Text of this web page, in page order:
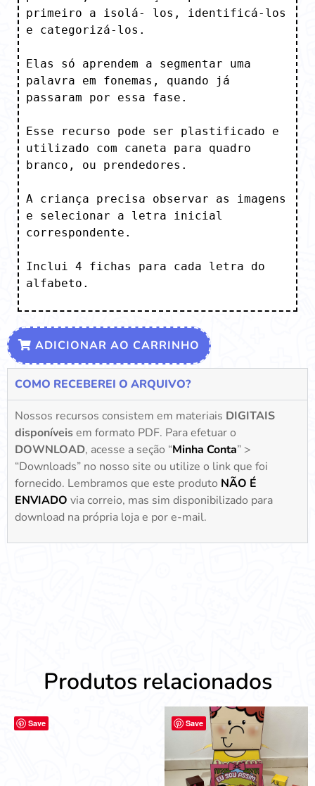
primeiro a isolá- los, identificá-los
e categorizá-los.
Elas só aprendem a segmentar uma
palavra em fonemas, quando já
passaram por essa fase.
Esse recurso pode ser plastificado e
utilizado com caneta para quadro
branco, ou prendedores.
A criança precisa observar as imagens
e selecionar a letra inicial
correspondente.
Inclui 4 fichas para cada letra do
alfabeto.
ADICIONAR AO CARRINHO
COMO RECEBEREI O ARQUIVO?
Nossos recursos consistem em materiais DIGITAIS
disponíveisem formato PDF. Para efetuar o
DOWNLOAD, acesse a seção “Minha Conta” >
“Downloads” no nosso site ou utilize o link que foi
fornecido. Lembramos que este produto NÃO É
ENVIADO via correio, mas sim disponibilizado para
download na própria loja e por e-mail.
Produtos relacionados
Save Save